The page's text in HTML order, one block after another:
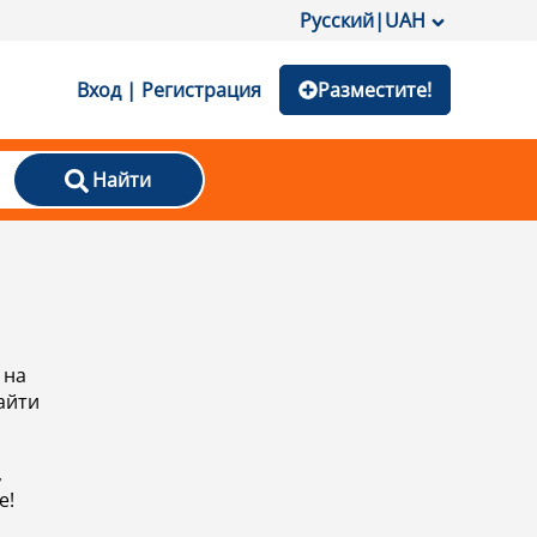
Русский|UAH
Вход | Регистрация Разместите!
Найти